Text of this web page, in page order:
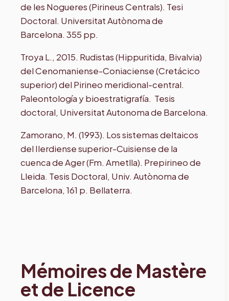
de les Nogueres (Pirineus Centrals). Tesi
Doctoral. Universitat Autònoma de
Barcelona. 355 pp.
Troya L., 2015. Rudistas (Hippuritida, Bivalvia)
del Cenomaniense-Coniaciense (Cretácico
superior) del Pirineo meridional-central.
Paleontología y bioestratigrafía. Tesis
doctoral, Universitat Autonoma de Barcelona.
Zamorano, M. (1993). Los sistemas deltaicos
del Ilerdiense superior-Cuisiense de la
cuenca de Ager (Fm. Ametlla). Prepirineo de
Lleida. Tesis Doctoral, Univ. Autònoma de
Barcelona, 161 p. Bellaterra.
Mémoires de Mastère
et de Licence